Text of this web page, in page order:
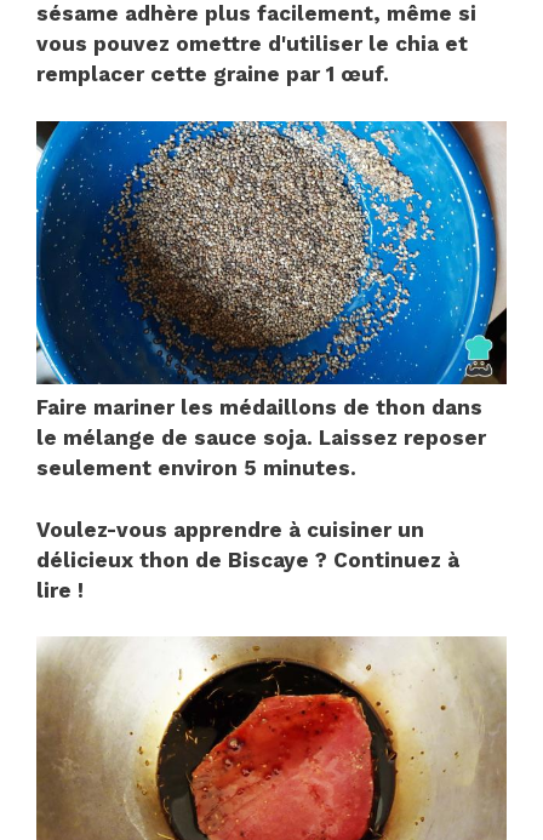
sésame adhère plus facilement, même si
vous pouvez omettre d'utiliser le chia et
remplacer cette graine par 1 œuf.
Faire mariner les médaillons de thon dans
le mélange de sauce soja. Laissez reposer
seulement environ 5 minutes.
Voulez-vous apprendre à cuisiner un
délicieux thon de Biscaye ? Continuez à
lire !